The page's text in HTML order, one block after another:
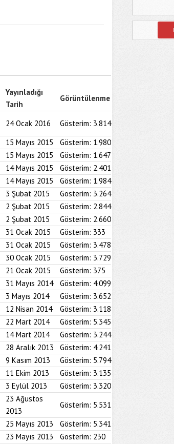
Yayınladığı
Tarih
Görüntülenme
24 Ocak 2016 Gösterim: 3.814
15 Mayıs 2015 Gösterim: 1.980
15 Mayıs 2015 Gösterim: 1.647
14 Mayıs 2015 Gösterim: 2.401
14 Mayıs 2015 Gösterim: 1.984
3 Şubat 2015 Gösterim: 3.264
2 Şubat 2015 Gösterim: 2.844
2 Şubat 2015 Gösterim: 2.660
31 Ocak 2015 Gösterim: 333
31 Ocak 2015 Gösterim: 3.478
30 Ocak 2015 Gösterim: 3.729
21 Ocak 2015 Gösterim: 375
31 Mayıs 2014 Gösterim: 4.099
3 Mayıs 2014 Gösterim: 3.652
12 Nisan 2014 Gösterim: 3.118
22 Mart 2014 Gösterim: 5.345
14 Mart 2014 Gösterim: 3.244
28 Aralık 2013 Gösterim: 4.241
9 Kasım 2013 Gösterim: 5.794
11 Ekim 2013 Gösterim: 3.135
3 Eylül 2013 Gösterim: 3.320
23 Ağustos
2013
Gösterim: 5.531
25 Mayıs 2013 Gösterim: 5.341
23 Mayıs 2013 Gösterim: 230